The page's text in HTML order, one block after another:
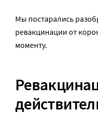
Мы постарались
ревакцинации от
моменту.